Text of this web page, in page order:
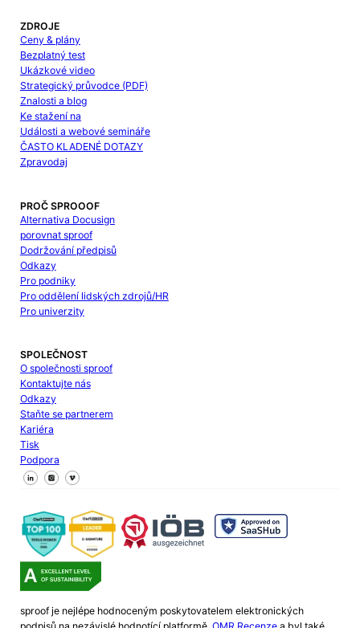
ZDROJE
Ceny & plány
Bezplatný test
Ukázkové video
Strategický průvodce (PDF)
Znalosti a blog
Ke stažení na
Události a webové semináře
ČASTO KLADENÉ DOTAZY
Zpravodaj
PROČ SPROOOF
Alternativa Docusign
porovnat sproof
Dodržování předpisů
Odkazy
Pro podniky
Pro oddělení lidských zdrojů/HR
Pro univerzity
SPOLEČNOST
O společnosti sproof
Kontaktujte nás
Odkazy
Staňte se partnerem
Kariéra
Tisk
Podpora
Sledujte nás na Facebooku
Sledujte nás na X
Sledujte nás na LinkedIn
sproof je nejlépe hodnoceným poskytovatelem elektronických